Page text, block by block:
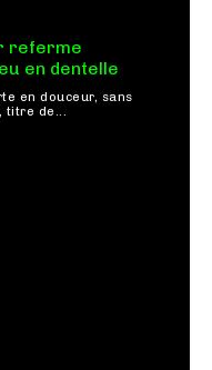
referme
en dentelle
en douceur, sans
titre de...